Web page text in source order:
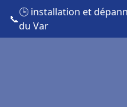
📞
🕒 installation et
du Var